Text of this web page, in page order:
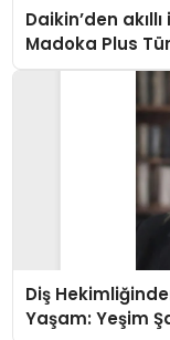
Daikin’den
Madoka Plus
Diş
Yaşam: Yeşim